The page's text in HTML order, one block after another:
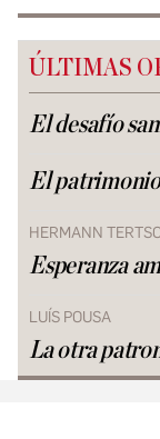
ÚLTIMAS
El desafío
El patrimonio
HERMANN
Esperanza
LUÍS POUSA
La otra